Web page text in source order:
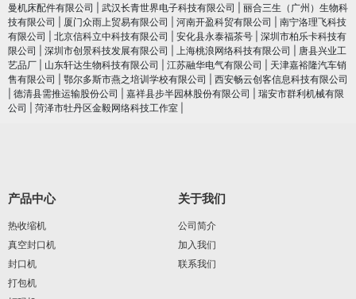
曼机床配件有限公司
武汉长青世界电子科技有限公司
丽合三生（广州）生物科
技有限公司
厦门众雨上贸易有限公司 河南开盈科贸有限公司
南宁洛理飞科技
有限公司
北京信科立中科技有限公司 安化县永泰福茶号
深圳市柏乐卡科技有
限公司
深圳市创景科技发展有限公司 上海桃浪网络科技有限公司
唐县兴业工
艺品厂
山东轩达生物科技有限公司 江苏融华电气有限公司
天津嘉裕隆汽车销
售有限公司
鄂尔多斯市燕之培训学校有限公司
西安畅云创客信息科技有限公司
德清县需推运输股份公司 嘉祥县步半园林股份有限公司
瑞安市群利机械有限
公司
菏泽市牡丹区金毅网络科技工作室
产品中心
热收缩机
真空封口机
封口机
打包机
关于我们
公司简介
加入我们
联系我们